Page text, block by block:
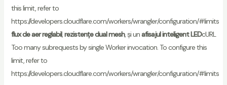
this limit, refer to
https://developers.cloudflare.com/workers/wrangler/configuration/#limits
flux de aer reglabil, rezistențe dual mesh, și unafisajul inteligent LEDcURL
Too many subrequests by single Worker invocation. To configure this
limit, refer to
https://developers.cloudflare.com/workers/wrangler/configuration/#limits